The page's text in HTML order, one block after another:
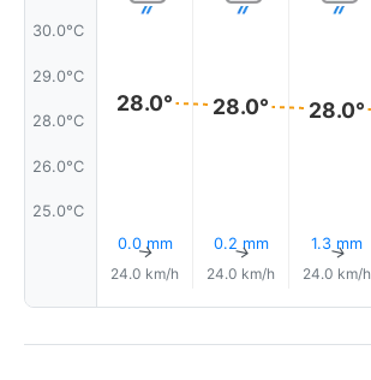
30.0°C
29.0°C
28.0°C
26.0°C
25.0°C
28.0°
0.0 mm
↑
24.0 km/h
28.0°
0.2 mm
↑
24.0 km/h
28.0°
1.3 mm
↑
24.0 km/h